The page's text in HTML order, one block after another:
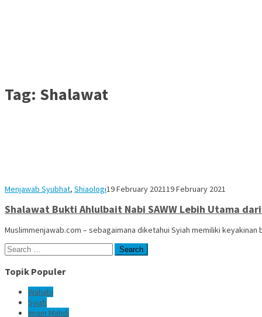
Tag: Shalawat
Menjawab Syubhat, ShiaologiMuhammad
19 February 2021 19 February 2021
Shalawat Bukti Ahlulbait Nabi SAWW Lebih Utama
Muslimmenjawab.com – sebagaimana diketahui Syiah memiliki
Search
for:
Topik Populer
Wahabi
Syiah
Imam Mahdi